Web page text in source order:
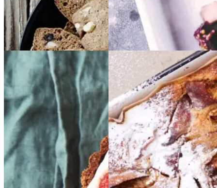
Gem opskrift
Gem opskrift
Dansk mad
Frokost
Glutenfri Glutenfri
bærtærte
bærtærte
medmed bagt
bagt
mandelcreme
mandel
creme
ÆblekageÆblekage